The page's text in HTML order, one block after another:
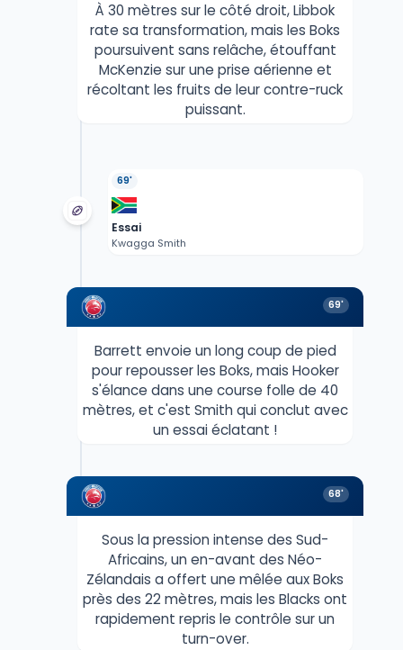
À 30 mètres sur le côté droit, Libbok
rate sa transformation, mais les Boks
poursuivent sans relâche, étouffant
McKenzie sur une prise aérienne et
récoltant les fruits de leur contre-ruck
puissant.
69'
Essai
Kwagga Smith
69'
Barrett envoie un long coup de pied
pour repousser les Boks, mais Hooker
s'élance dans une course folle de 40
mètres, et c'est Smith qui conclut avec
un essai éclatant !
68'
Sous la pression intense des Sud-
Africains, un en-avant des Néo-
Zélandais a offert une mêlée aux Boks
près des 22 mètres, mais les Blacks ont
rapidement repris le contrôle sur un
turn-over.